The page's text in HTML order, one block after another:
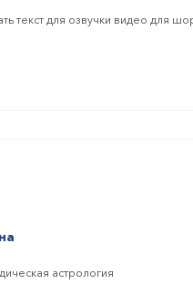
текст для озвучки видео для
астрология